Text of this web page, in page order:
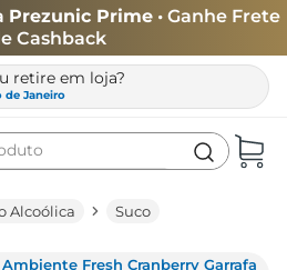
Prezunic Prime • Ganhe Frete
Cashback
retire em loja?
de Janeiro
Alcoólica
Suco
Fresh Cranberry Garrafa